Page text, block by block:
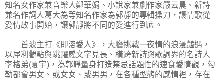
知名女作家兼音樂人鄭華娟、小說家兼劇作家嚴云農、新詩
兼名作詞人葛大為等知名作家為郭靜的專輯操刀，讓情歌從
愛情故事開始，讓郭靜將不同的愛進行到底。
首波主打《即溶愛人》，大膽挑戰一夜情的浪漫豔遇，
以犀利觀點與跳躍感文字見長、橫跨新詩與歌詞界的名詩人
李格弟(夏宇)，為郭靜量身打造禁忌話題性的速食愛情觀，勾
勒都會男女、或女女、或男男，在各種型態的感情裡，存在